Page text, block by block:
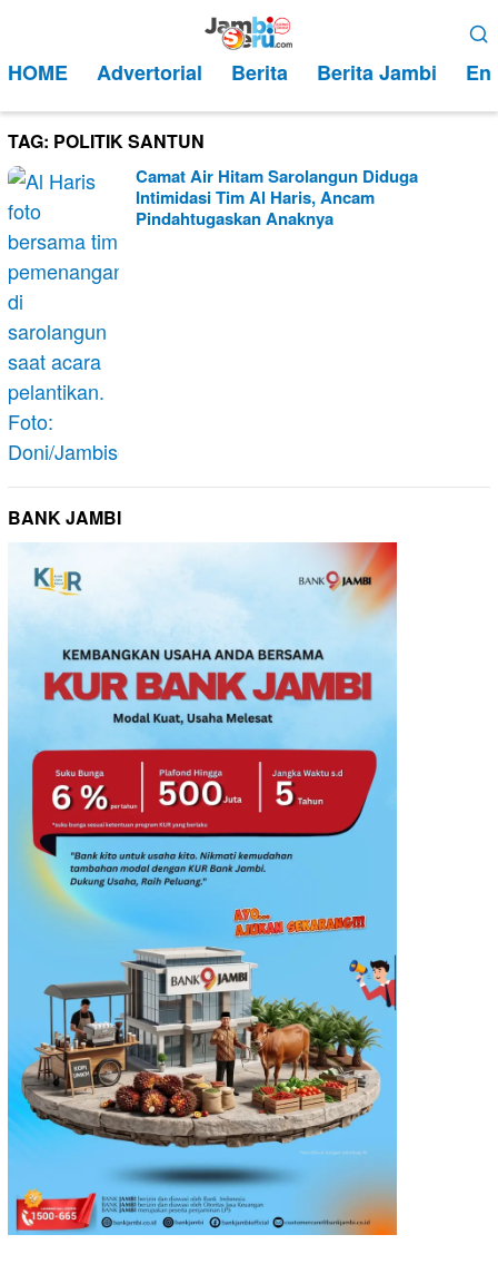
kontenMobile
HOME Advertorial Berita Berita Jambi
TAG: POLITIK SANTUN
Camat Air Hitam Sarolangun Diduga
Intimidasi Tim Al Haris, Ancam
Pindahtugaskan Anaknya
BANK JAMBI